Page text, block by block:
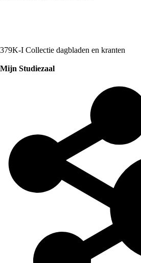
379K-I Collectie dagbladen en kranten
Mijn Studiezaal